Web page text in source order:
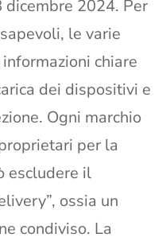
2024. Per
le varie
chiare
dei dispositivi e
Ogni marchio
per la
escludere il
ossia un
condiviso. La